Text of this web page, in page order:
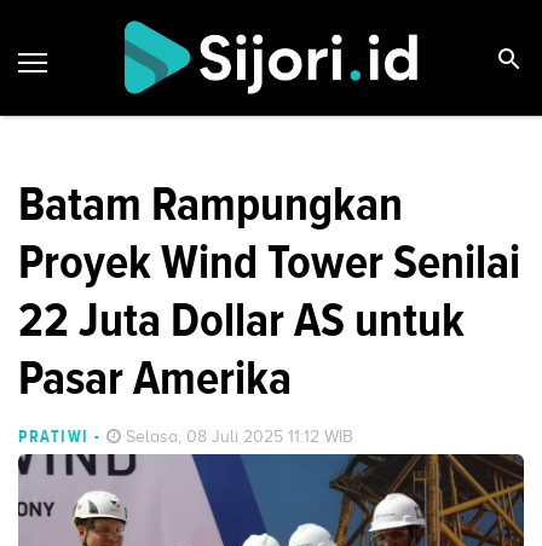
Batam Rampungkan
Proyek Wind Tower Senilai
22 Juta Dollar AS untuk
Pasar Amerika
PRATIWI - Selasa, 08 Juli 2025 11:12 WIB